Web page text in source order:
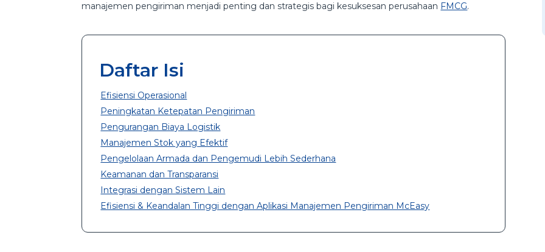
manajemen pengiriman menjadi penting dan strategis bagi kesuksesan perusahaan FMCG.
Daftar Isi
Efisiensi Operasional
Peningkatan Ketepatan Pengiriman
Pengurangan Biaya Logistik
Manajemen Stok yang Efektif
Pengelolaan Armada dan Pengemudi Lebih Sederhana
Keamanan dan Transparansi
Integrasi dengan Sistem Lain
Efisiensi & Keandalan Tinggi dengan Aplikasi Manajemen Pengiriman McEasy